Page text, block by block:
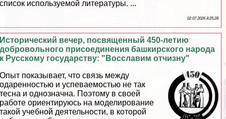
список используемой литературы. ...
02 07 2026 8:25:28
Исторический вечер, посвященный 450-летию
добровольного присоединения башкирского народа
к Русскому государству: "Восславим отчизну"
Опыт показывает, что связь между
одаренностью и успеваемостью не так
тесна и однозначна. Поэтому в своей
работе ориентируюсь на моделирование
такой учебной деятельности, в которой